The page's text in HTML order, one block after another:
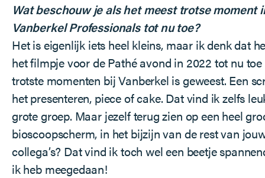
Wat beschouw je als het meest trotse moment
Vanberkel Professionals tot nu toe?
Het is eigenlijk iets heel kleins, maar ik denk dat
het filmpje voor de Pathé avond in 2022 tot nu
trotste momenten bij Vanberkel is geweest. Een
het presenteren, piece of cake. Dat vind ik zelfs
grote groep. Maar jezelf terug zien op een heel
bioscoopscherm, in het bijzijn van de rest van
collega’s? Dat vind ik toch wel een beetje
ik heb meegedaan!